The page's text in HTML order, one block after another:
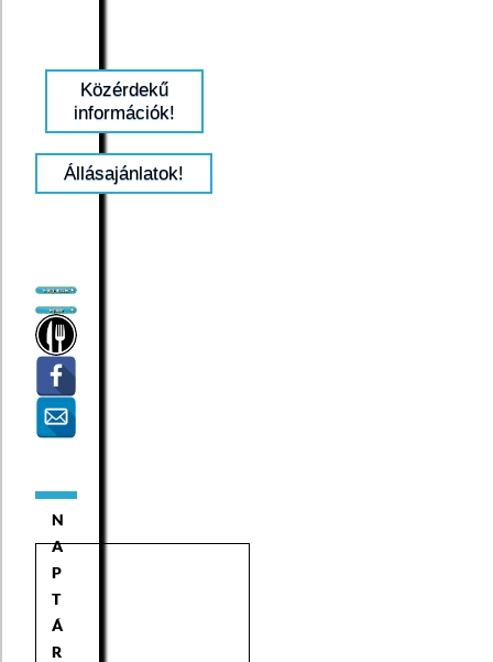
Közérdekű
információk!
Állásajánlatok!
N
A
P
T
Á
R